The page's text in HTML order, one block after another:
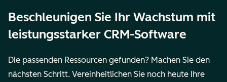
Beschleunigen Sie Ihr Wachstum mit
leistungsstarker CRM-Software
Die passenden Ressourcen gefunden? Machen Sie den
nächsten Schritt. Vereinheitlichen Sie noch heute Ihre